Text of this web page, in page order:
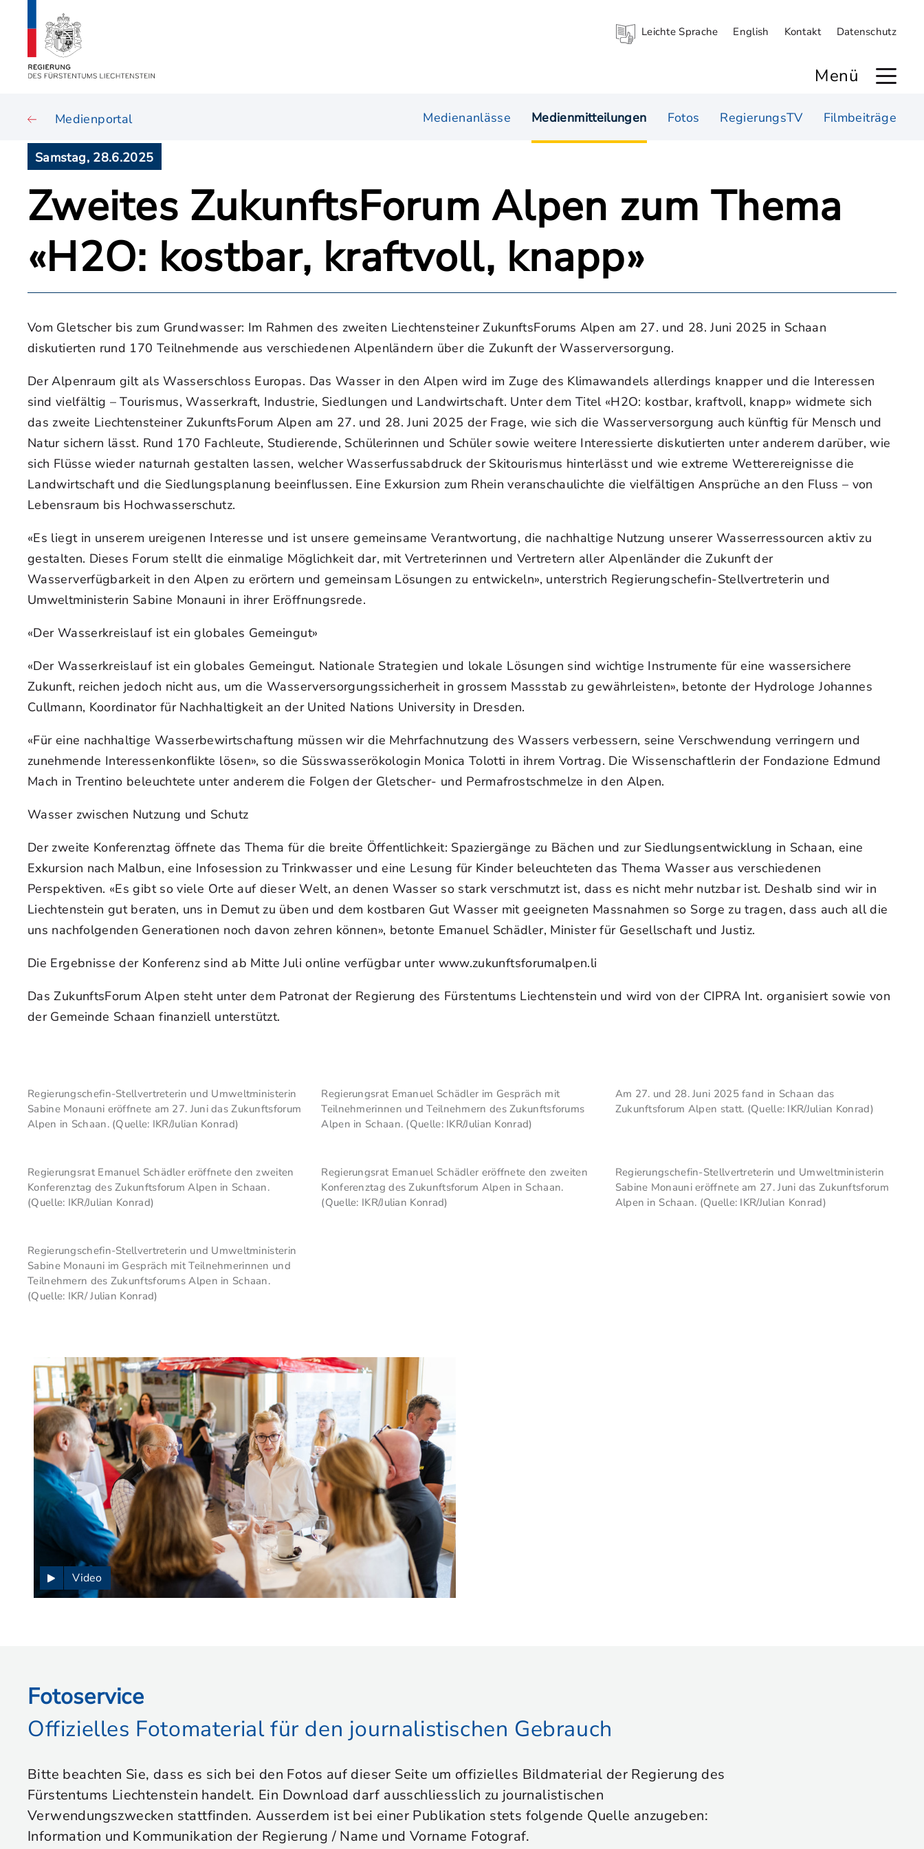
Leichte Sprache English Kontakt Datenschutz
Menü
Medienportal Medienanlässe Medienmitteilungen Fotos RegierungsTV Filmbeiträge
Samstag, 28.6.2025
Zweites ZukunftsForum Alpen zum Thema
«H2O: kostbar, kraftvoll, knapp»
Vom Gletscher bis zum Grundwasser: Im Rahmen des zweiten Liechtensteiner ZukunftsForums Alpen am 27. und 28. Juni 2025 in Schaan
diskutierten rund 170 Teilnehmende aus verschiedenen Alpenländern über die Zukunft der Wasserversorgung.
Der Alpenraum gilt als Wasserschloss Europas. Das Wasser in den Alpen wird im Zuge des Klimawandels allerdings knapper und die Interessen
sind vielfältig – Tourismus, Wasserkraft, Industrie, Siedlungen und Landwirtschaft. Unter dem Titel «H2O: kostbar, kraftvoll, knapp» widmete sich
das zweite Liechtensteiner ZukunftsForum Alpen am 27. und 28. Juni 2025 der Frage, wie sich die Wasserversorgung auch künftig für Mensch und
Natur sichern lässt. Rund 170 Fachleute, Studierende, Schülerinnen und Schüler sowie weitere Interessierte diskutierten unter anderem darüber, wie
sich Flüsse wieder naturnah gestalten lassen, welcher Wasserfussabdruck der Skitourismus hinterlässt und wie extreme Wetterereignisse die
Landwirtschaft und die Siedlungsplanung beeinflussen. Eine Exkursion zum Rhein veranschaulichte die vielfältigen Ansprüche an den Fluss – von
Lebensraum bis Hochwasserschutz.
«Es liegt in unserem ureigenen Interesse und ist unsere gemeinsame Verantwortung, die nachhaltige Nutzung unserer Wasserressourcen aktiv zu
gestalten. Dieses Forum stellt die einmalige Möglichkeit dar, mit Vertreterinnen und Vertretern aller Alpenländer die Zukunft der
Wasserverfügbarkeit in den Alpen zu erörtern und gemeinsam Lösungen zu entwickeln», unterstrich Regierungschefin-Stellvertreterin und
Umweltministerin Sabine Monauni in ihrer Eröffnungsrede.
«Der Wasserkreislauf ist ein globales Gemeingut»
«Der Wasserkreislauf ist ein globales Gemeingut. Nationale Strategien und lokale Lösungen sind wichtige Instrumente für eine wassersichere
Zukunft, reichen jedoch nicht aus, um die Wasserversorgungssicherheit in grossem Massstab zu gewährleisten», betonte der Hydrologe Johannes
Cullmann, Koordinator für Nachhaltigkeit an der United Nations University in Dresden.
«Für eine nachhaltige Wasserbewirtschaftung müssen wir die Mehrfachnutzung des Wassers verbessern, seine Verschwendung verringern und
zunehmende Interessenkonflikte lösen», so die Süsswasserökologin Monica Tolotti in ihrem Vortrag. Die Wissenschaftlerin der Fondazione Edmund
Mach in Trentino beleuchtete unter anderem die Folgen der Gletscher- und Permafrostschmelze in den Alpen.
Wasser zwischen Nutzung und Schutz
Der zweite Konferenztag öffnete das Thema für die breite Öffentlichkeit: Spaziergänge zu Bächen und zur Siedlungsentwicklung in Schaan, eine
Exkursion nach Malbun, eine Infosession zu Trinkwasser und eine Lesung für Kinder beleuchteten das Thema Wasser aus verschiedenen
Perspektiven. «Es gibt so viele Orte auf dieser Welt, an denen Wasser so stark verschmutzt ist, dass es nicht mehr nutzbar ist. Deshalb sind wir in
Liechtenstein gut beraten, uns in Demut zu üben und dem kostbaren Gut Wasser mit geeigneten Massnahmen so Sorge zu tragen, dass auch all die
uns nachfolgenden Generationen noch davon zehren können», betonte Emanuel Schädler, Minister für Gesellschaft und Justiz.
Die Ergebnisse der Konferenz sind ab Mitte Juli online verfügbar unter www.zukunftsforumalpen.li
Das ZukunftsForum Alpen steht unter dem Patronat der Regierung des Fürstentums Liechtenstein und wird von der CIPRA Int. organisiert sowie von
der Gemeinde Schaan finanziell unterstützt.
Regierungschefin-Stellvertreterin und Umweltministerin
Sabine Monauni eröffnete am 27. Juni das Zukunftsforum
Alpen in Schaan. (Quelle: IKR/Julian Konrad)
Regierungsrat Emanuel Schädler im Gespräch mit
Teilnehmerinnen und Teilnehmern des Zukunftsforums
Alpen in Schaan. (Quelle: IKR/Julian Konrad)
Am 27. und 28. Juni 2025 fand in Schaan das
Zukunftsforum Alpen statt. (Quelle: IKR/Julian Konrad)
Regierungsrat Emanuel Schädler eröffnete den zweiten
Konferenztag des Zukunftsforum Alpen in Schaan.
(Quelle: IKR/Julian Konrad)
Regierungsrat Emanuel Schädler eröffnete den zweiten
Konferenztag des Zukunftsforum Alpen in Schaan.
(Quelle: IKR/Julian Konrad)
Regierungschefin-Stellvertreterin und Umweltministerin
Sabine Monauni eröffnete am 27. Juni das Zukunftsforum
Alpen in Schaan. (Quelle: IKR/Julian Konrad)
Regierungschefin-Stellvertreterin und Umweltministerin
Sabine Monauni im Gespräch mit Teilnehmerinnen und
Teilnehmern des Zukunftsforums Alpen in Schaan.
(Quelle: IKR/ Julian Konrad)
Video
Fotoservice
Offizielles Fotomaterial für den journalistischen Gebrauch
Bitte beachten Sie, dass es sich bei den Fotos auf dieser Seite um offizielles Bildmaterial der Regierung des
Fürstentums Liechtenstein handelt. Ein Download darf ausschliesslich zu journalistischen
Verwendungszwecken stattfinden. Ausserdem ist bei einer Publikation stets folgende Quelle anzugeben:
Information und Kommunikation der Regierung / Name und Vorname Fotograf.